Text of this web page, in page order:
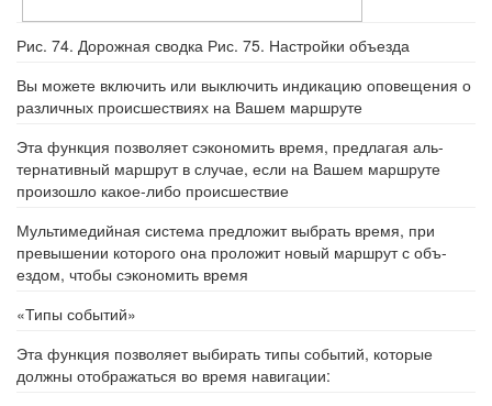
Рис. 74. Дорожная сводка Рис. 75. Настройки объезда
Вы можете включить или выключить индикацию оповещения о
различных происшествиях на Вашем маршруте
Эта функция позволяет сэкономить время, предлагая аль-
тернативный маршрут в случае, если на Вашем маршруте
произошло какое-либо происшествие
Мультимедийная система предложит выбрать время, при
превышении которого она проложит новый маршрут с объ-
ездом, чтобы сэкономить время
«Типы событий»
Эта функция позволяет выбирать типы событий, которые
должны отображаться во время навигации: